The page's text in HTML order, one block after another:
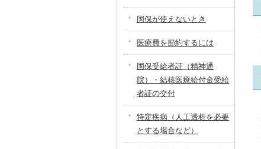
国保が使えないとき
医療費を節約するには
国保受給者証（精神通
院）・結核医療給付金受給
者証の交付
特定疾病（人工透析を必要
とする場合など）